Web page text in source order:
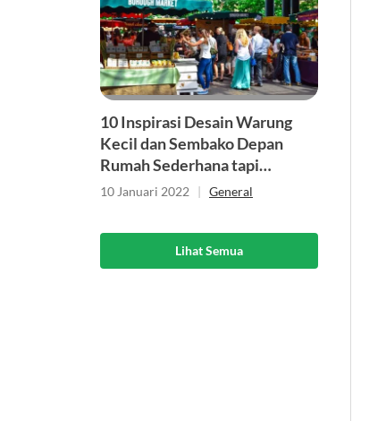
10 Inspirasi Desain Warung
Kecil dan Sembako Depan
Rumah Sederhana tapi
Menarik
10 Januari 2022 | General
Lihat Semua